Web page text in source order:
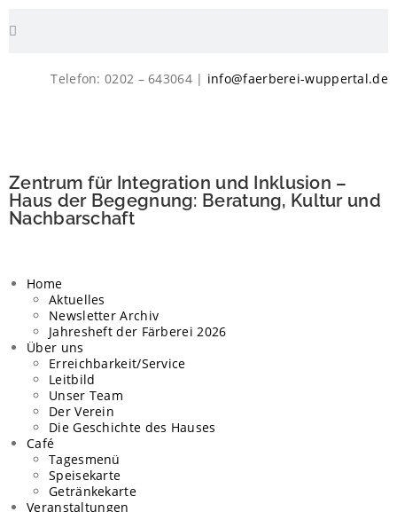
Telefon: 0202 – 643064 | info@faerberei-wuppertal.de
Zentrum für Integration und Inklusion –
Haus der Begegnung: Beratung, Kultur und
Nachbarschaft
Home
Aktuelles
Newsletter Archiv
Jahresheft der Färberei 2026
Über uns
Erreichbarkeit/Service
Leitbild
Unser Team
Der Verein
Die Geschichte des Hauses
Café
Tagesmenü
Speisekarte
Getränkekarte
Veranstaltungen